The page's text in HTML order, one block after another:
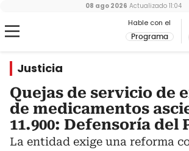
Hable con el
Programa
08 ago 2026 Actualizado 11:04
Justicia
Quejas de servicio de
de medicamentos
11.900: Defensoría del
La entidad exige una reforma